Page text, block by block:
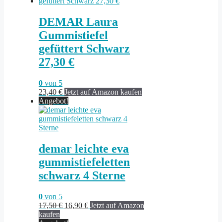
DEMAR Laura
Gummistiefel
gefüttert Schwarz
27,30 €
0 von 5
23,40 € Jetzt auf Amazon kaufen
Angebot!
demar leichte eva
gummistiefeletten
schwarz 4 Sterne
0 von 5
17,50€ Ursprünglicher
16,90 €Aktueller
Jetzt auf Amazon
kaufen